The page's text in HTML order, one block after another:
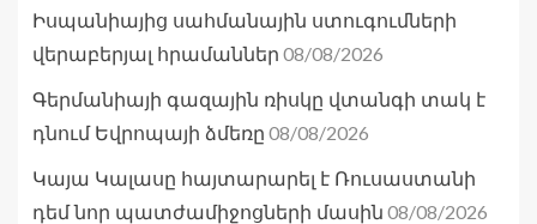
Իսպանիայից սահմանային ստուգումների
վերաբերյալ հրամաններ 08/08/2026
Գերմանիայի գազային ռիսկը վտանգի տակ է
դնում Եվրոպայի ձմեռը 08/08/2026
Կայա Կալասը հայտարարել է Ռուսաստանի
դեմ նոր պատժամիջոցների մասին 08/08/2026